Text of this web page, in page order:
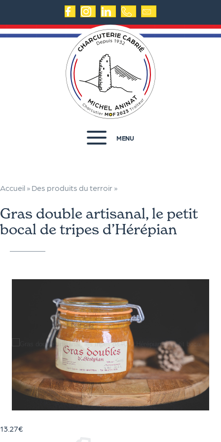
MENU
Accueil » Des produits du terroir »
Gras double artisanal, le petit
bocal de tripes d’Hérépian
13.27€